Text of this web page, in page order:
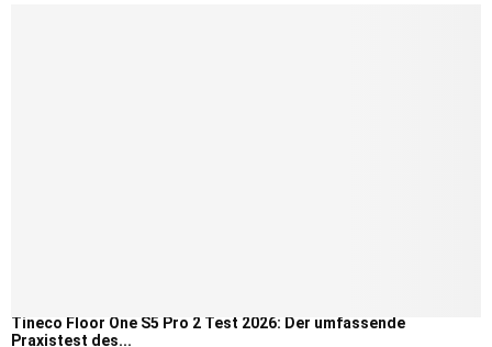
Tineco Floor One S5 Pro 2 Test 2026: Der umfassende
Praxistest des...